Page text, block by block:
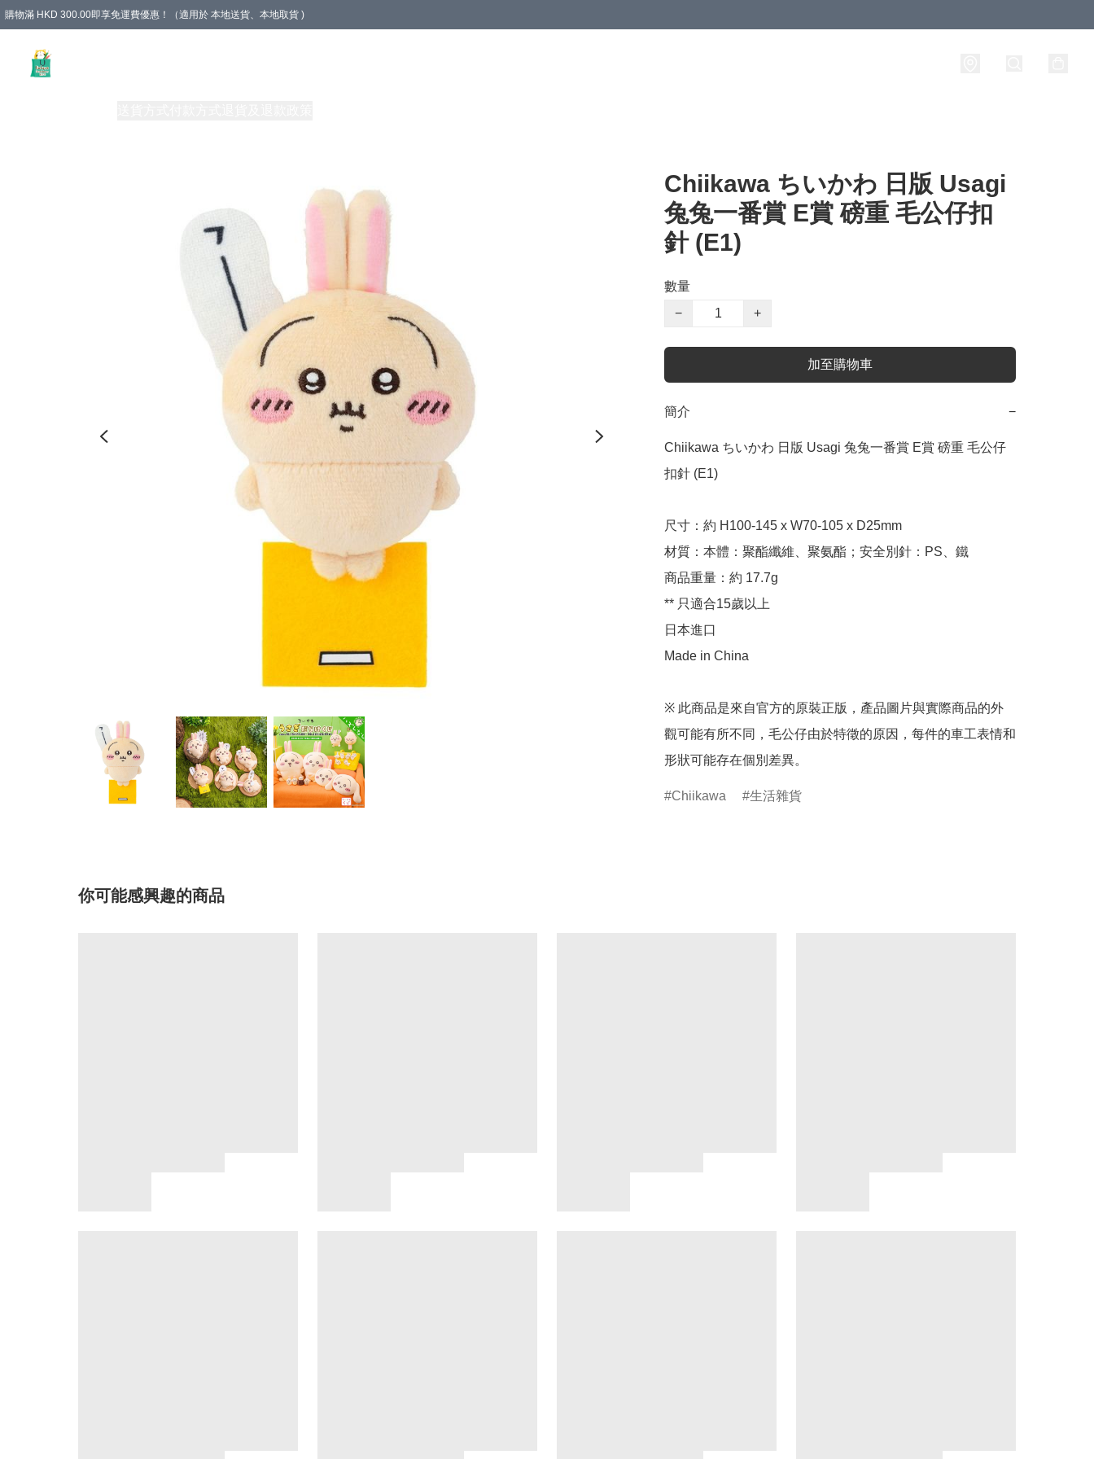
購物滿 HKD 300.00即享免運費優惠！（適用於 本地送貨、本地取貨 )
Chiikawa ちいかわ 日版 Usagi
兔兔一番賞 E賞 磅重 毛公仔扣
針 (E1)
數量
−
+
加至購物車
簡介 −
Chiikawa ちいかわ 日版 Usagi 兔兔一番賞 E賞 磅重 毛公仔
扣針 (E1)
尺寸：約 H100-145 x W70-105 x D25mm
材質：本體：聚酯纖維、聚氨酯；安全別針：PS、鐵
商品重量：約 17.7g
** 只適合15歲以上
日本進口
Made in China
※ 此商品是來自官方的原裝正版，產品圖片與實際商品的外
觀可能有所不同，毛公仔由於特徵的原因，每件的車工表情和
形狀可能存在個別差異。
Chiikawa 生活雜貨
你可能感興趣的商品